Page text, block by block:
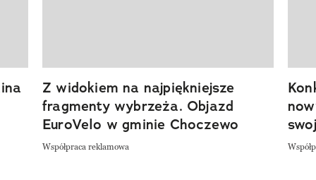
Z widokiem na najpiękniejsze
fragmenty wybrzeża. Objazd
EuroVelo w gminie Choczewo
Współpraca reklamowa